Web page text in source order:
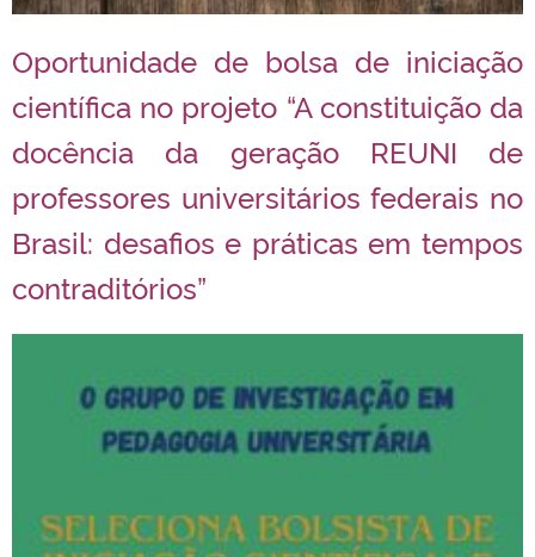
Oportunidade de bolsa de iniciação
científica no projeto “A constituição da
docência da geração REUNI de
professores universitários federais no
Brasil: desafios e práticas em tempos
contraditórios”